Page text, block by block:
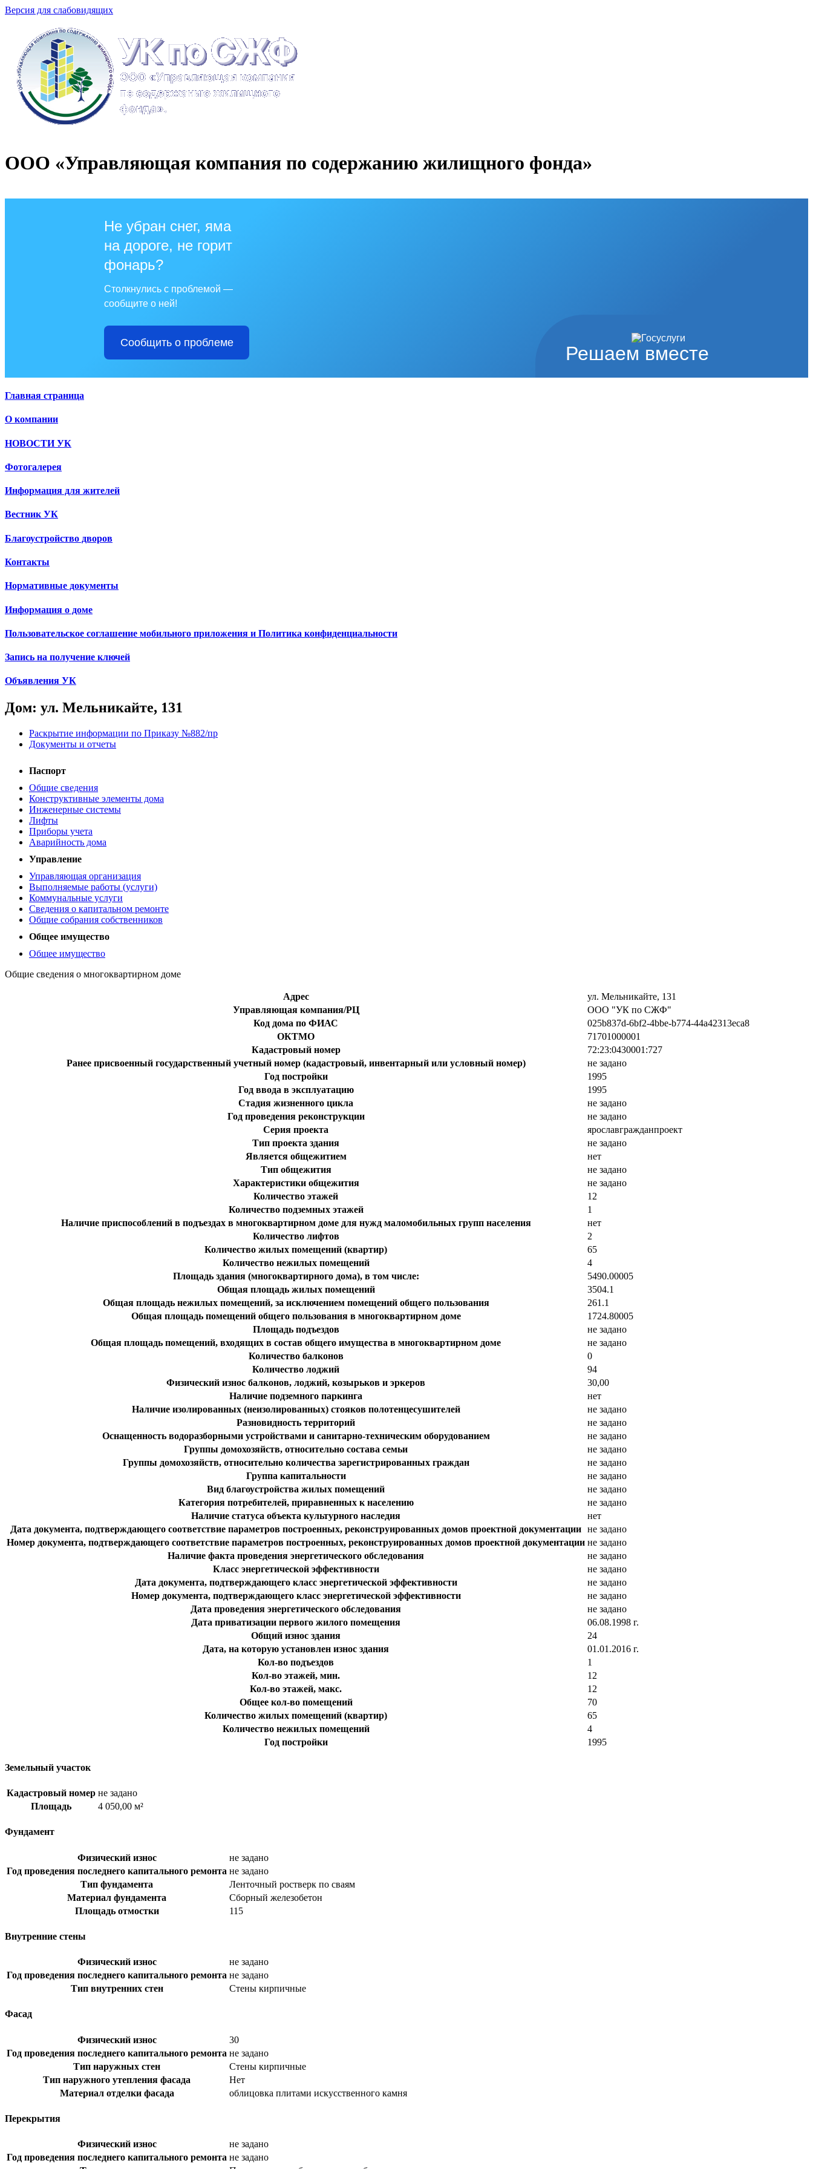
Версия для слабовидящих
ООО «Управляющая компания по содержанию жилищного фонда»
Решаем вместе
Не убран снег, яма
на дороге, не горит
фонарь?
Столкнулись с проблемой —
сообщите о ней!
Сообщить о проблеме
Главная страница
О компании
НОВОСТИ УК
Фотогалерея
Информация для жителей
Вестник УК
Благоустройство дворов
Контакты
Нормативные документы
Информация о доме
Пользовательское соглашение мобильного приложения и Политика конфиденциальности
Запись на получение ключей
Объявления УК
Дом: ул. Мельникайте, 131
Раскрытие информации по Приказу №882/пр
Документы и отчеты
Паспорт
Общие сведения
Конструктивные элементы дома
Инженерные системы
Лифты
Приборы учета
Аварийность дома
Управление
Управляющая организация
Выполняемые работы (услуги)
Коммунальные услуги
Сведения о капитальном ремонте
Общие собрания собственников
Общее имущество
Общее имущество
Общие сведения о многоквартирном доме
Адрес
ул. Мельникайте, 131
Управляющая компания/РЦ
ООО "УК по СЖФ"
Код дома по ФИАС
025b837d-6bf2-4bbe-b774-44a42313eca8
ОКТМО
71701000001
Кадастровый номер
72:23:0430001:727
Ранее присвоенный государственный учетный номер (кадастровый, инвентарный или условный номер)
не задано
Год постройки
1995
Год ввода в эксплуатацию
1995
Стадия жизненного цикла
не задано
Год проведения реконструкции
не задано
Серия проекта
ярославгражданпроект
Тип проекта здания
не задано
Является общежитием
нет
Тип общежития
не задано
Характеристики общежития
не задано
Количество этажей
12
Количество подземных этажей
1
Наличие приспособлений в подъездах в многоквартирном доме для нужд маломобильных групп населения
нет
Количество лифтов
2
Количество жилых помещений (квартир)
65
Количество нежилых помещений
4
Площадь здания (многоквартирного дома), в том числе:
5490.00005
Общая площадь жилых помещений
3504.1
Общая площадь нежилых помещений, за исключением помещений общего пользования
261.1
Общая площадь помещений общего пользования в многоквартирном доме
1724.80005
Площадь подъездов
не задано
Общая площадь помещений, входящих в состав общего имущества в многоквартирном доме
не задано
Количество балконов
0
Количество лоджий
94
Физический износ балконов, лоджий, козырьков и эркеров
30,00
Наличие подземного паркинга
нет
Наличие изолированных (неизолированных) стояков полотенцесушителей
не задано
Разновидность территорий
не задано
Оснащенность водоразборными устройствами и санитарно-техническим оборудованием
не задано
Группы домохозяйств, относительно состава семьи
не задано
Группы домохозяйств, относительно количества зарегистрированных граждан
не задано
Группа капитальности
не задано
Вид благоустройства жилых помещений
не задано
Категория потребителей, приравненных к населению
не задано
Наличие статуса объекта культурного наследия
нет
Дата документа, подтверждающего соответствие параметров построенных, реконструированных домов проектной документации не задано
Номер документа, подтверждающего соответствие параметров построенных, реконструированных домов проектной документации не задано
Наличие факта проведения энергетического обследования
не задано
Класс энергетической эффективности
не задано
Дата документа, подтверждающего класс энергетической эффективности
не задано
Номер документа, подтверждающего класс энергетической эффективности
не задано
Дата проведения энергетического обследования
не задано
Дата приватизации первого жилого помещения
06.08.1998 г.
Общий износ здания
24
Дата, на которую установлен износ здания
01.01.2016 г.
Кол-во подъездов
1
Кол-во этажей, мин.
12
Кол-во этажей, макс.
12
Общее кол-во помещений
70
Количество жилых помещений (квартир)
65
Количество нежилых помещений
4
Год постройки
1995
Земельный участок
Кадастровый номер не задано
Площадь
4 050,00 м²
Фундамент
Физический износ
не задано
Год проведения последнего капитального ремонта не задано
Тип фундамента
Ленточный ростверк по сваям
Материал фундамента
Сборный железобетон
Площадь отмостки
115
Внутренние стены
Физический износ
не задано
Год проведения последнего капитального ремонта не задано
Тип внутренних стен
Стены кирпичные
Фасад
Физический износ
30
Год проведения последнего капитального ремонта не задано
Тип наружных стен
Стены кирпичные
Тип наружного утепления фасада
Нет
Материал отделки фасада
облицовка плитами искусственного камня
Перекрытия
Физический износ
не задано
Год проведения последнего капитального ремонта не задано